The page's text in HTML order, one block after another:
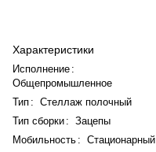
Характеристики
Исполнение :
Общепромышленное
Тип : Стеллаж полочный
Тип сборки: Зацепы
Мобильность : Стационарный